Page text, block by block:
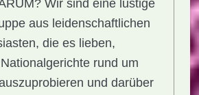
Wir sind eine lustige
aus leidenschaftlichen
die es lieben,
rund um
und darüber